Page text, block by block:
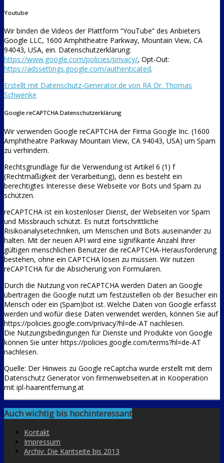
Youtube
Wir binden die Videos der Plattform “YouTube” des Anbieters
Google LLC, 1600 Amphitheatre Parkway, Mountain View, CA
94043, USA, ein. Datenschutzerklärung:
https://www.google.com/policies/privacy/, Opt-Out:
https://adssettings.google.com/authenticated.
Erstellt mit Datenschutz-Generator.de von RA Dr. Thomas
Schwenke
Google reCAPTCHA Datenschutzerklärung
Wir verwenden Google reCAPTCHA der Firma Google Inc. (1600
Amphitheatre Parkway Mountain View, CA 94043, USA) um Spam
zu verhindern.
Rechtsgrundlage für die Verwendung ist Artikel 6 (1) f
(Rechtmäßigkeit der Verarbeitung), denn es besteht ein
berechtigtes Interesse diese Webseite vor Bots und Spam zu
schützen.
reCAPTCHA ist ein kostenloser Dienst, der Webseiten vor Spam
und Missbrauch schützt. Es nutzt fortschrittliche
Risikoanalysetechniken, um Menschen und Bots auseinander zu
halten. Mit der neuen API wird eine signifikante Anzahl Ihrer
gültigen menschlichen Benutzer die reCAPTCHA-Herausforderung
bestehen, ohne ein CAPTCHA lösen zu müssen. Wir nutzen
reCAPTCHA für die Absicherung von Formularen.
Durch die Nutzung von reCAPTCHA werden Daten an Google
übertragen die Google nutzt um festzustellen ob der Besucher ein
Mensch oder ein (Spam)bot ist. Welche Daten von Google erfasst
werden und wofür diese Daten verwendet werden, können Sie auf
https://policies.google.com/privacy?hl=de-AT nachlesen.
Die Nutzungsbedingungen für Dienste und Produkte von Google
können Sie unter https://policies.google.com/terms?hl=de-AT
nachlesen.
Quelle: Der Hinweis zu Google reCaptcha wurde erstellt mit dem
Datenschutz Generator von firmenwebseiten.at in Kooperation
mit ipl-haarentfernung.at
Auch wichtig bis hochinteressant
Kontakt
Impressum
Archiv: Die Kantseite bis 2013